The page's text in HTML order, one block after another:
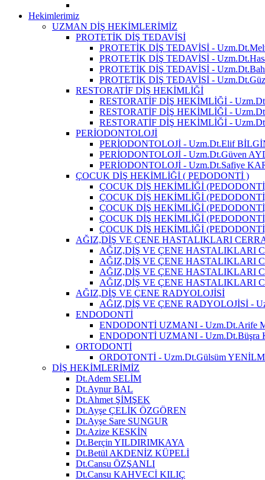
Hekimlerimiz
UZMAN DİŞ HEKİMLERİMİZ
PROTETİK DİŞ TEDAVİSİ
PROTETİK DİŞ TEDAVİSİ -
PROTETİK DİŞ TEDAVİSİ -
PROTETİK DİŞ TEDAVİSİ -
PROTETİK DİŞ TEDAVİSİ -
RESTORATİF DİŞ HEKİMLİĞİ
RESTORATİF DİŞ HEKİMLİĞİ -
RESTORATİF DİŞ HEKİMLİĞİ -
RESTORATİF DİŞ HEKİMLİĞİ -
PERİODONTOLOJİ
PERİODONTOLOJİ - Uzm.Dt.Elif
PERİODONTOLOJİ - Uzm.Dt.Güven
PERİODONTOLOJİ - Uzm.Dt.Safiye
ÇOCUK DİŞ HEKİMLİĞİ ( PEDODONTİ )
ÇOCUK DİŞ HEKİMLİĞİ
ÇOCUK DİŞ HEKİMLİĞİ
ÇOCUK DİŞ HEKİMLİĞİ
ÇOCUK DİŞ HEKİMLİĞİ
ÇOCUK DİŞ HEKİMLİĞİ
AĞIZ,DİŞ VE ÇENE HASTALIKLARI
AĞIZ,DİŞ VE ÇENE HASTALIKLARI
AĞIZ,DİŞ VE ÇENE HASTALIKLARI
AĞIZ,DİŞ VE ÇENE HASTALIKLARI
AĞIZ,DİŞ VE ÇENE HASTALIKLARI
AĞIZ,DİŞ VE ÇENE RADYOLOJİSİ
AĞIZ,DİŞ VE ÇENE RADYOLOJİSİ -
ENDODONTİ
ENDODONTİ UZMANI - Uzm.Dt.Arife
ENDODONTİ UZMANI - Uzm.Dt.Büşra
ORTODONTİ
ORDOTONTİ - Uzm.Dt.Gülsüm
DİŞ HEKİMLERİMİZ
Dt.Adem SELİM
Dt.Aynur BAL
Dt.Ahmet ŞİMŞEK
Dt.Ayşe ÇELİK ÖZGÖREN
Dt.Ayşe Sare SUNGUR
Dt.Azize KESKİN
Dt.Berçin YILDIRIMKAYA
Dt.Betül AKDENİZ KÜPELİ
Dt.Cansu ÖZŞANLI
Dt.Cansu KAHVECİ KILIÇ